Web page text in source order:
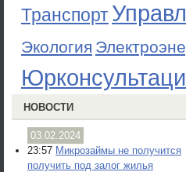
Транспорт
Экология
НОВОСТИ
03.02.2024
23:57 Микрозаймы не получится
получить под залог жилья